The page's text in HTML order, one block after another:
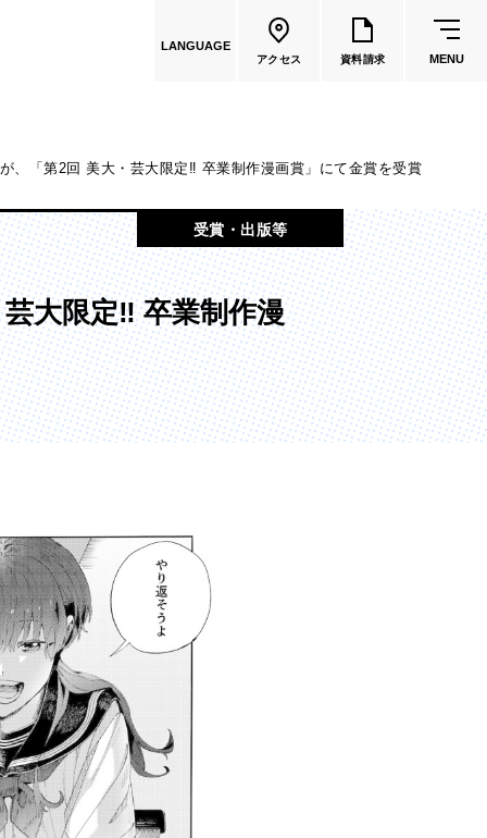
LANGUAGE
アクセス 資料請求 MENU
共通教育
教員一覧
国際文化学部
（2026年度募集停止）
カートゥーンコース
創造情報学部
（仮称・構想中／2028年
度開設予定）
、「第2回 美大・芸大限定‼ 卒業制作漫画賞」にて金賞を受賞
受賞・出版等
大限定‼ 卒業制作漫